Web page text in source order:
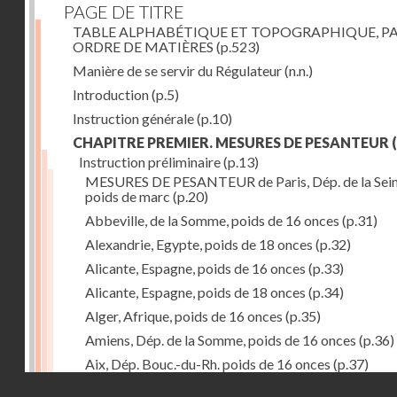
PAGE DE TITRE
TABLE ALPHABÉTIQUE ET TOPOGRAPHIQUE,
ORDRE DE MATIÈRES (p.523)
Manière de se servir du Régulateur(n.n.)
Introduction(p.5)
Instruction générale(p.10)
CHAPITRE PREMIER. MESURES DE PESANTEUR
Instruction préliminaire(p.13)
MESURES DE PESANTEUR de Paris, Dép. de la
poids de marc (p.20)
Abbeville, de la Somme, poids de 16 onces (p.31)
Alexandrie, Egypte, poids de 18 onces (p.32)
Alicante, Espagne, poids de 16 onces (p.33)
Alicante, Espagne, poids de 18 onces (p.34)
Alger, Afrique, poids de 16 onces (p.35)
Amiens, Dép. de la Somme, poids de 16 onces (p.36)
Aix, Dép. Bouc.-du-Rh. poids de 16 onces (p.37)